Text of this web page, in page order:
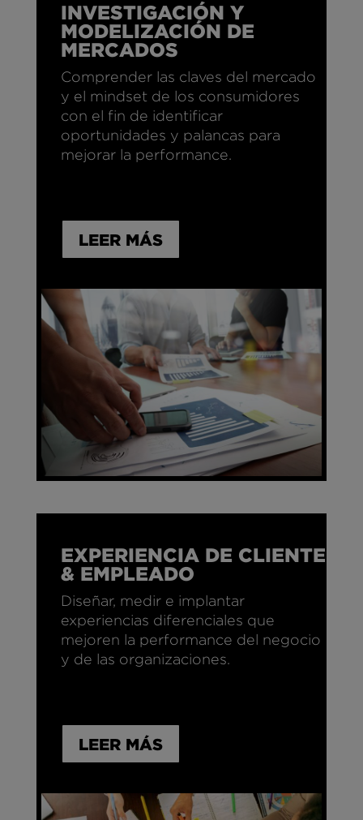
INVESTIGACIÓN Y
MODELIZACIÓN DE
MERCADOS
Comprender las claves del mercado
y el mindset de los consumidores
con el fin de identificar
oportunidades y palancas para
mejorar la performance.
LEER MÁS
EXPERIENCIA DE CLIENTE
& EMPLEADO
Diseñar, medir e implantar
experiencias diferenciales que
mejoren la performance del negocio
y de las organizaciones.
LEER MÁS